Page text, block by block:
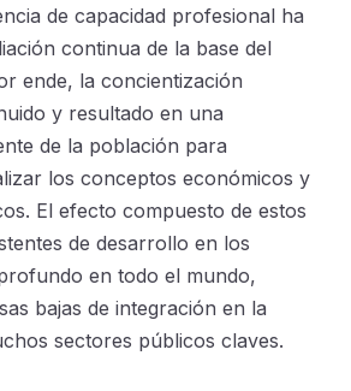
de capacidad profesional ha
continua de la base del
ende, la concientización
y resultado en una
de la población para
los conceptos económicos y
El efecto compuesto de estos
de desarrollo en los
en todo el mundo,
bajas de integración en la
sectores públicos claves.